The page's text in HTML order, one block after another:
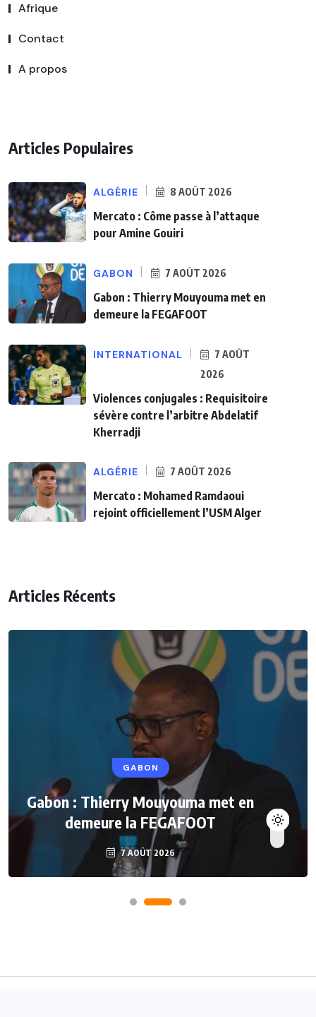
Afrique
Contact
A propos
Articles Populaires
ALGÉRIE 8 AOÛT 2026
Mercato : Côme passe à l’attaque
pour Amine Gouiri
GABON 7 AOÛT 2026
Gabon : Thierry Mouyouma met en
demeure la FEGAFOOT
INTERNATIONAL
7 AOÛT
2026
Violences conjugales : Requisitoire
sévère contre l’arbitre Abdelatif
Kherradji
ALGÉRIE 7 AOÛT 2026
Mercato : Mohamed Ramdaoui
rejoint officiellement l’USM Alger
Articles Récents
GABON
Gabon : Thierry Mouyouma met en
demeure la FEGAFOOT
7 AOÛT 2026